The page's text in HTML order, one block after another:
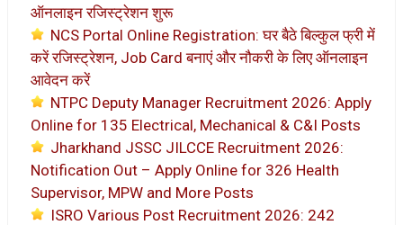
ऑनलाइन रजिस्ट्रेशन शुरू
NCS Portal Online Registration: घर बैठे बिल्कुल फ्री में
करें रजिस्ट्रेशन, Job Card बनाएं और नौकरी के लिए ऑनलाइन
आवेदन करें
NTPC Deputy Manager Recruitment 2026: Apply
Online for 135 Electrical, Mechanical & C&I Posts
Jharkhand JSSC JILCCE Recruitment 2026:
Notification Out – Apply Online for 326 Health
Supervisor, MPW and More Posts
ISRO Various Post Recruitment 2026: 242